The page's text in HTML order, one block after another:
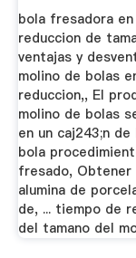
bola fresadora en
reduccion de
ventajas y
molino de bolas
reduccion,, El
molino de bolas
en un caj243;n de
bola
fresado, Obtener
alumina de
de, ... tiempo de
del tamano del